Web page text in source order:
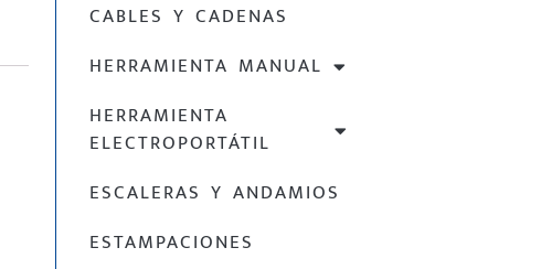
CABLES Y CADENAS
HERRAMIENTA MANUAL
HERRAMIENTA
ELECTROPORTÁTIL
ESCALERAS Y ANDAMIOS
ESTAMPACIONES